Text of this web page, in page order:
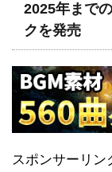
2025年まで
クを発売
スポンサーリン